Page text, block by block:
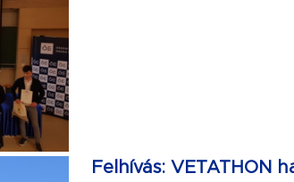
Felhívás: VETATHON